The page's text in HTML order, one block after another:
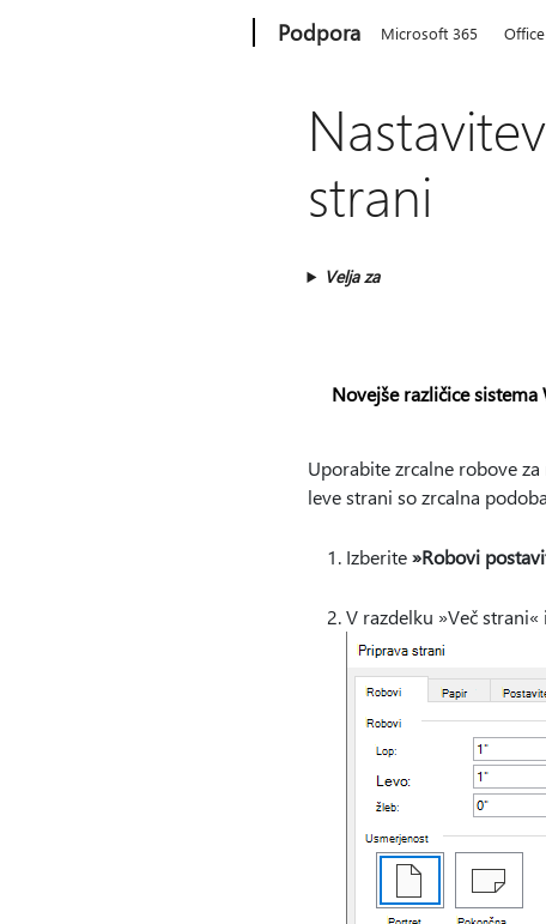
Podpora Microsoft 365 Office
strani
Velja za
Novejše različice sistema
Uporabite zrcalne robove
leve strani so zrcalna
Izberite»Robovi
V razdelku »Več strani«